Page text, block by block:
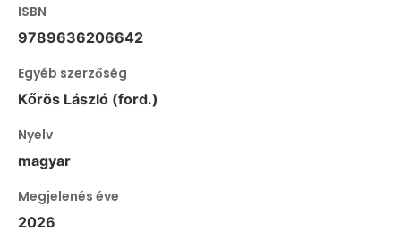
ISBN
9789636206642
Egyéb szerzőség
Kőrös László (ford.)
Nyelv
magyar
Megjelenés éve
2026